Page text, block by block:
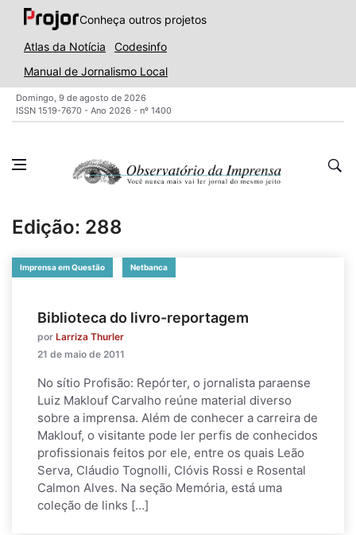
Conheça outros projetos
Atlas da Notícia
Codesinfo
Manual de Jornalismo Local
Domingo, 9 de agosto de 2026
ISSN 1519-7670 - Ano 2026 - nº 1400
Edição: 288
Imprensa em Questão Netbanca
Biblioteca do livro-reportagem
por Larriza Thurler
21 de maio de 2011
No sítio Profisão: Repórter, o jornalista paraense
Luiz Maklouf Carvalho reúne material diverso
sobre a imprensa. Além de conhecer a carreira de
Maklouf, o visitante pode ler perfis de conhecidos
profissionais feitos por ele, entre os quais Leão
Serva, Cláudio Tognolli, Clóvis Rossi e Rosental
Calmon Alves. Na seção Memória, está uma
coleção de links […]